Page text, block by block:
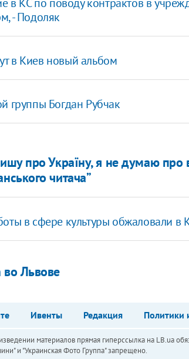
- Подоляк
в Киев новый альбом
группы Богдан Рубчак
про Україну, я не думаю про
читача”
в сфере культуры обжаловали в
во Львове
Ивенты Редакция Политики
материалов прямая гиперссылка на LB.ua
и "Украинская Фото Группа" запрещено.